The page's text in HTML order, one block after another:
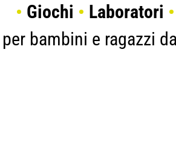
• Giochi • Laboratori •
per bambini e ragazzi